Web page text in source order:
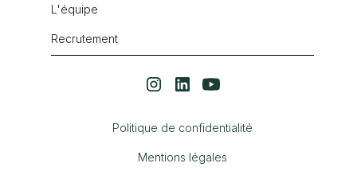
L'équipe
Recrutement
Politique de confidentialité
Mentions légales